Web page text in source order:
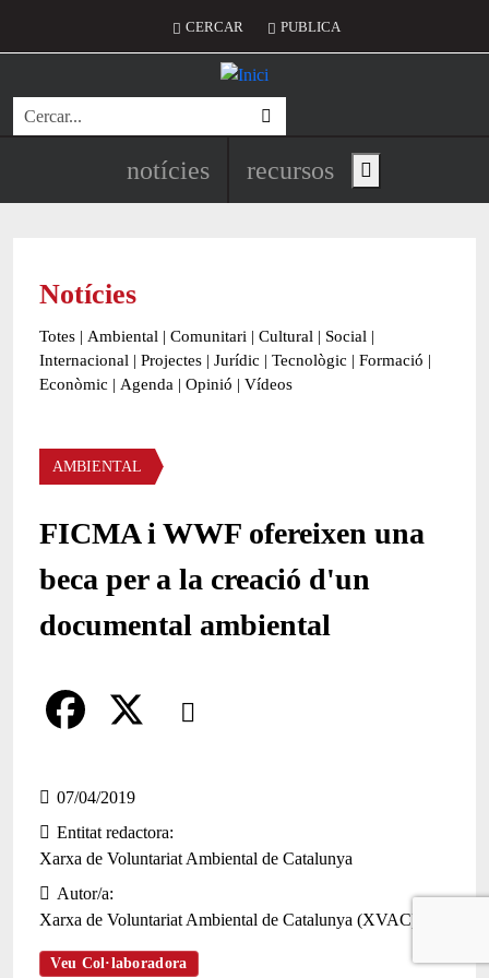
Menú del compte d'usuari
CERCAR PUBLICA
Cerca
Navegació principal de
notícies recursos Show main menu
Notícies
Totes | Ambiental | Comunitari | Cultural | Social |
Internacional | Projectes | Jurídic | Tecnològic | Formació |
Econòmic | Agenda | Opinió | Vídeos
Àmbit de la notícia
AMBIENTAL
FICMA i WWF ofereixen una
beca per a la creació d'un
documental ambiental
Comparteix
a
c
b
o
07/04/2019
Entitat redactora
Xarxa de Voluntariat Ambiental de Catalunya
Autor/a
Xarxa de Voluntariat Ambiental de Catalunya (XVAC)
Veu Col·laboradora